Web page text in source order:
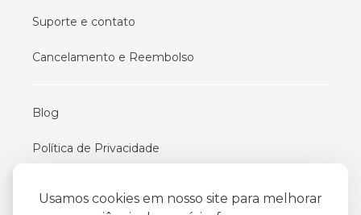
Usamos cookies em nosso site para melhorar
Suporte e contato
Cancelamento e Reembolso
Blog
Política de Privacidade